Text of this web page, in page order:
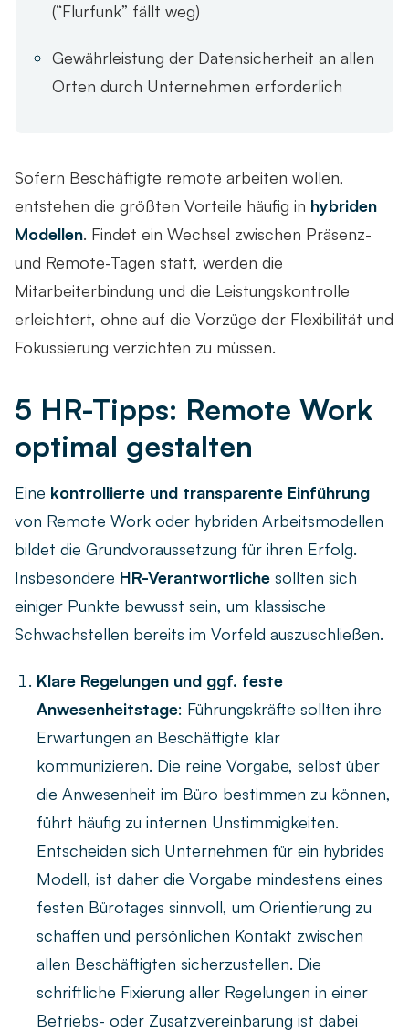
(“Flurfunk” fällt weg)
Gewährleistung der Datensicherheit an allen
Orten durch Unternehmen erforderlich
Sofern Beschäftigte remote arbeiten wollen,
entstehen die größten Vorteile häufig in hybriden
Modellen. Findet ein Wechsel zwischen Präsenz-
und Remote-Tagen statt, werden die
Mitarbeiterbindung und die Leistungskontrolle
erleichtert, ohne auf die Vorzüge der Flexibilität und
Fokussierung verzichten zu müssen.
5 HR-Tipps: Remote Work
optimal gestalten
Eine kontrollierte und transparente Einführung
von Remote Work oder hybriden Arbeitsmodellen
bildet die Grundvoraussetzung für ihren Erfolg.
Insbesondere HR-Verantwortliche sollten sich
einiger Punkte bewusst sein, um klassische
Schwachstellen bereits im Vorfeld auszuschließen.
Klare Regelungen und ggf. feste
Anwesenheitstage: Führungskräfte sollten ihre
Erwartungen an Beschäftigte klar
kommunizieren. Die reine Vorgabe, selbst über
die Anwesenheit im Büro bestimmen zu können,
führt häufig zu internen Unstimmigkeiten.
Entscheiden sich Unternehmen für ein hybrides
Modell, ist daher die Vorgabe mindestens eines
festen Bürotages sinnvoll, um Orientierung zu
schaffen und persönlichen Kontakt zwischen
allen Beschäftigten sicherzustellen. Die
schriftliche Fixierung aller Regelungen in einer
Betriebs- oder Zusatzvereinbarung ist dabei